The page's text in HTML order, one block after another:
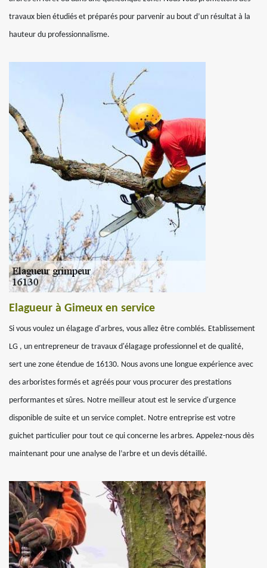
travaux bien étudiés et préparés pour parvenir au bout d’un résultat à la
hauteur du professionnalisme.
Elagueur à Gimeux en service
Si vous voulez un élagage d'arbres, vous allez être comblés. Etablissement
LG , un entrepreneur de travaux d'élagage professionnel et de qualité,
sert une zone étendue de 16130. Nous avons une longue expérience avec
des arboristes formés et agréés pour vous procurer des prestations
performantes et sûres. Notre meilleur atout est le service d'urgence
disponible de suite et un service complet. Notre entreprise est votre
guichet particulier pour tout ce qui concerne les arbres. Appelez-nous dès
maintenant pour une analyse de l’arbre et un devis détaillé.